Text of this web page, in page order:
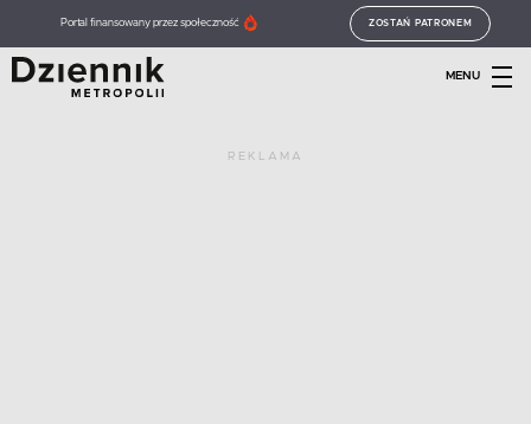
Portal finansowany przez społeczność ZOSTAŃ PATRONEM
MENU
REKLAMA